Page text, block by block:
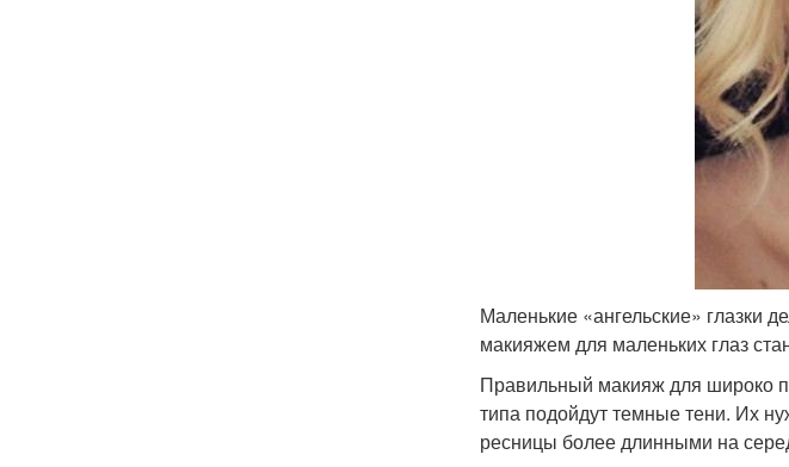
Маленькие «ангельские» глазки
макияжем для маленьких глаз
Правильный макияж для широко
типа подойдут темные тени. Их
ресницы более длинными на